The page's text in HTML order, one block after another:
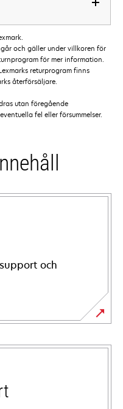
och gäller under villkoren för
för mer information.
returprogram finns
återförsäljare.
utan föregående
fel eller försummelser.
och